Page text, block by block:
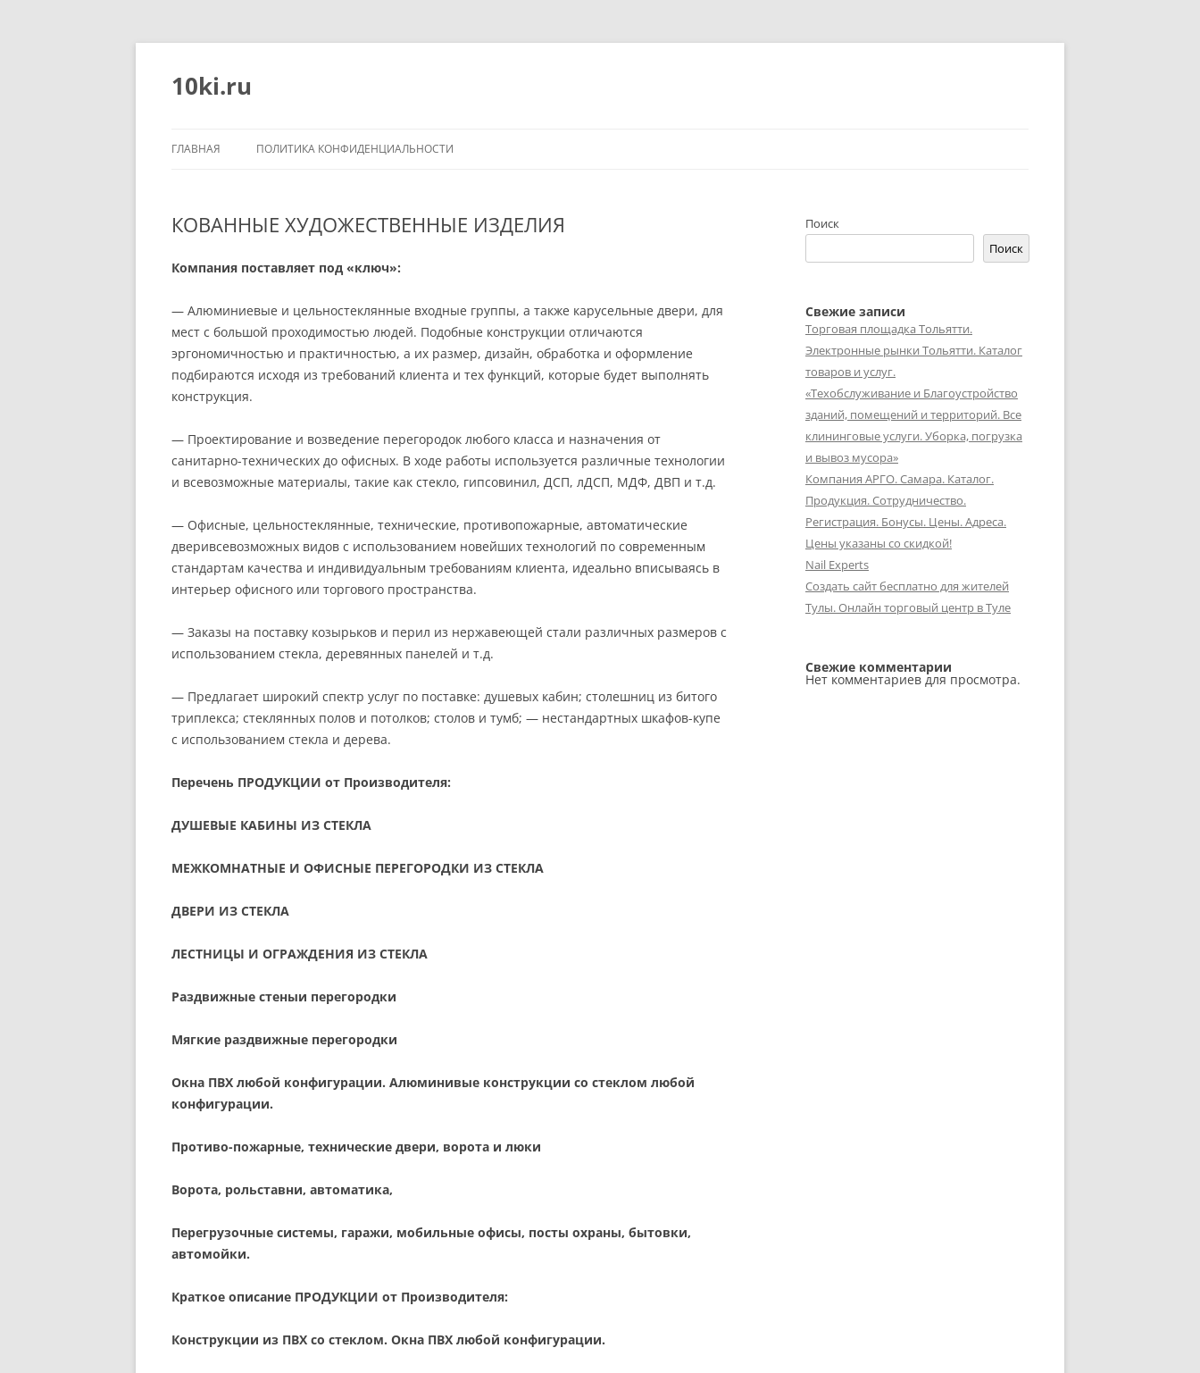
Перейти
содержимому
10ki.ru
ГЛАВНАЯ ПОЛИТИКА КОНФИДЕНЦИАЛЬНОСТИ
КОВАННЫЕ ХУДОЖЕСТВЕННЫЕ ИЗДЕЛИЯ
Компания поставляет под «ключ»:
— Алюминиевые и цельностеклянные входные группы, а также карусельные двери, для
мест с большой проходимостью людей. Подобные конструкции отличаются
эргономичностью и практичностью, а их размер, дизайн, обработка и оформление
подбираются исходя из требований клиента и тех функций, которые будет выполнять
конструкция.
— Проектирование и возведение перегородок любого класса и назначения от
санитарно-технических до офисных. В ходе работы используется различные технологии
и всевозможные материалы, такие как стекло, гипсовинил, ДСП, лДСП, МДФ, ДВП и т.д.
— Офисные, цельностеклянные, технические, противопожарные, автоматические
дверивсевозможных видов с использованием новейших технологий по современным
стандартам качества и индивидуальным требованиям клиента, идеально вписываясь в
интерьер офисного или торгового пространства.
— Заказы на поставку козырьков и перил из нержавеющей стали различных размеров с
использованием стекла, деревянных панелей и т.д.
— Предлагает широкий спектр услуг по поставке: душевых кабин; столешниц из битого
триплекса; стеклянных полов и потолков; столов и тумб; — нестандартных шкафов-купе
с использованием стекла и дерева.
Перечень ПРОДУКЦИИ от Производителя:
ДУШЕВЫЕ КАБИНЫ ИЗ СТЕКЛА
МЕЖКОМНАТНЫЕ И ОФИСНЫЕ ПЕРЕГОРОДКИ ИЗ СТЕКЛА
ДВЕРИ ИЗ СТЕКЛА
ЛЕСТНИЦЫ И ОГРАЖДЕНИЯ ИЗ СТЕКЛА
Раздвижные стеныи перегородки
Мягкие раздвижные перегородки
Окна ПВХ любой конфигурации. Алюминивые конструкции со стеклом любой
конфигурации.
Противо-пожарные, технические двери, ворота и люки
Ворота, рольставни, автоматика,
Перегрузочные системы, гаражи, мобильные офисы, посты охраны, бытовки,
автомойки.
Краткое описание ПРОДУКЦИИ от Производителя:
Конструкции из ПВХ со стеклом. Окна ПВХ любой конфигурации.
Поиск
Поиск
Свежие записи
Торговая площадка Тольятти.
Электронные рынки Тольятти. Каталог
товаров и услуг.
«Техобслуживание и Благоустройство
зданий, помещений и территорий. Все
клининговые услуги. Уборка, погрузка
и вывоз мусора»
Компания АРГО. Самара. Каталог.
Продукция. Сотрудничество.
Регистрация. Бонусы. Цены. Адреса.
Цены указаны со скидкой!
Nail Experts
Создать сайт бесплатно для жителей
Тулы. Онлайн торговый центр в Туле
Свежие комментарии
Нет комментариев для просмотра.